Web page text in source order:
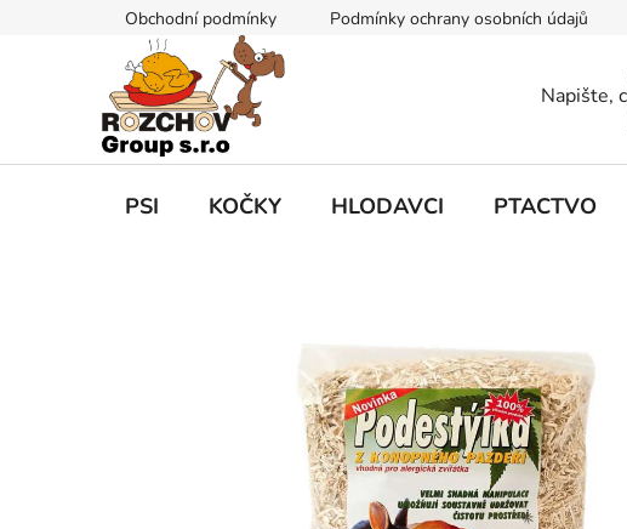
n
Obchodní podmínky Podmínky ochrany osobních údajů
PSI KOČKY HLODAVCI PTACTVO